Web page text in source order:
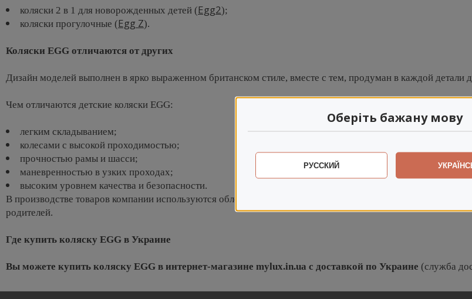
коляски 2 в 1 для новорожденных детей (Egg2);
коляски прогулочные (Egg Z).
Коляски EGG отличаются от других
Дизайн моделей выполнен в ярко выраженном британском стиле, вместе с тем, продуман в каждой детали
Чем отличаются детские коляски EGG:
легким складыванием;
колесами с высокой проходимостью;
прочностью рамы и шасси;
маневренностью в узких проходах;
высоким уровнем качества и безопасности.
В производстве товаров компании используются облегченные и прочные материалы. Дизайн моделей
родителей.
Где купить коляску EGG в Украине
Вы можете купить коляску EGG в интернет-магазине mylux.in.ua с доставкой по Украине (служба
Оберіть бажану мову
РУССКИЙ